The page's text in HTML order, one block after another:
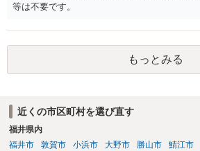
等は不要です。
もっとみる
近くの市区町村を選び直す
福井県内
福井市
敦賀市 小浜市 大野市 勝山市 鯖江市